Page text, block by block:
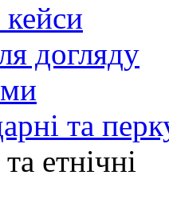
догляду
та
етнічні